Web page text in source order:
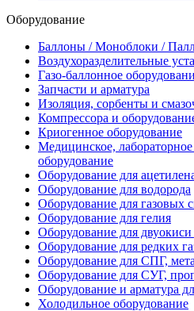
Оборудование
Баллоны / Моноблоки /
Воздухоразделительные
Газо-баллонное
Запчасти и арматура
Изоляция, сорбенты и
Компрессора и
Криогенное оборудование
Медицинское,
оборудование
Оборудование для
Оборудование для водорода
Оборудование для газовых
Оборудование для гелия
Оборудование для двуокиси
Оборудование для редких
Оборудование для СПГ,
Оборудование для СУГ,
Оборудование и арматура
Холодильное оборудование